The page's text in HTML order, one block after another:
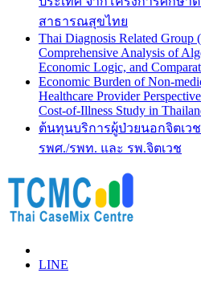
สาธารณสุขไทย
Thai Diagnosis Related Group
Comprehensive Analysis of
Economic Logic, and
Economic Burden of Non-
Healthcare Provider
Cost-of-Illness Study in
ต้นทุนบริการผู้ป่วยนอกจิตเว
รพศ./รพท. และ รพ.จิตเวช
LINE